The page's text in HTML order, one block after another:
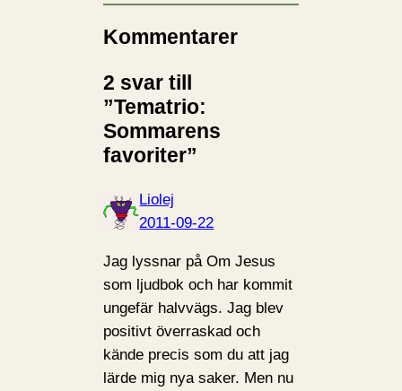
Kommentarer
2 svar till
”Tematrio:
Sommarens
favoriter”
Liolej
2011-09-22
Jag lyssnar på Om Jesus
som ljudbok och har kommit
ungefär halvvägs. Jag blev
positivt överraskad och
kände precis som du att jag
lärde mig nya saker. Men nu